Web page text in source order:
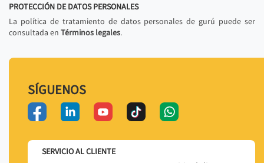
PROTECCIÓN DE DATOS PERSONALES
La política de tratamiento de datos personales de gurú puede ser
consultada en Términos legales.
SÍGUENOS
SERVICIO AL CLIENTE